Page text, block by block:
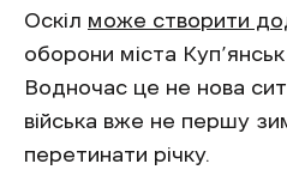
Оскіл може створити
оборони міста
Водночас це не нова
війська вже не першу
перетинати річку.